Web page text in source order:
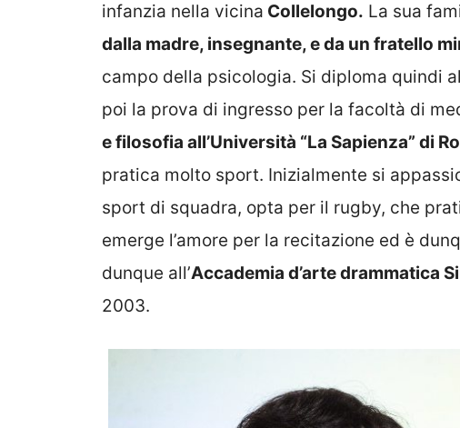
infanzia nella vicina Collelongo. La sua
dalla madre, insegnante, e da un fratello
campo della psicologia. Si diploma quindi
poi la prova di ingresso per la facoltà di
e filosofia all’Università “La Sapienza” di
pratica molto sport. Inizialmente si
sport di squadra, opta per il rugby, che
emerge l’amore per la recitazione ed è
dunque all’Accademia d’arte drammatica
2003.